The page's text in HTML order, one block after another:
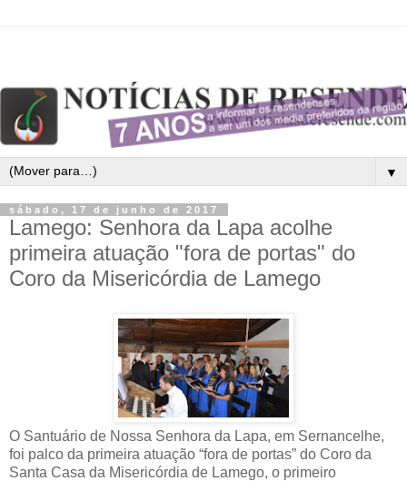
▼
sábado, 17 de junho de 2017
Lamego: Senhora da Lapa acolhe
primeira atuação "fora de portas" do
Coro da Misericórdia de Lamego
O Santuário de Nossa Senhora da Lapa, em Sernancelhe,
foi palco da primeira atuação “fora de portas” do Coro da
Santa Casa da Misericórdia de Lamego, o primeiro